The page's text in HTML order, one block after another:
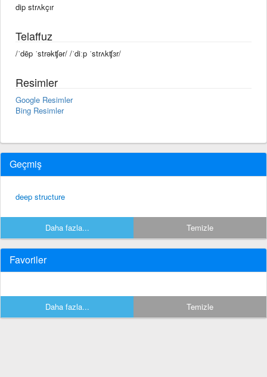
dip strʌkçır
Telaffuz
/ˈdēp ˈstrəkʧər/ /ˈdiːp ˈstrʌkʧɜr/
Resimler
Google Resimler
Bing Resimler
Geçmiş
deep structure
Daha fazla... Temizle
Favoriler
Daha fazla... Temizle